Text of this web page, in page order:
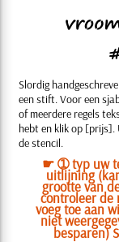
Slordig
een stift. Voor een
of meerdere regels
hebt en klik op
de stencil.
☛ ➀ typ uw
uitlijning
grootte van
controleer
voeg toe aan
niet
besparen)